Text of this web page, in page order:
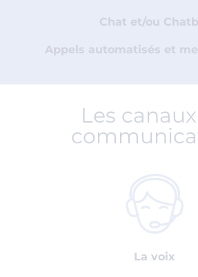
Chat et/ou
Appels automatisés et
Les
La voix